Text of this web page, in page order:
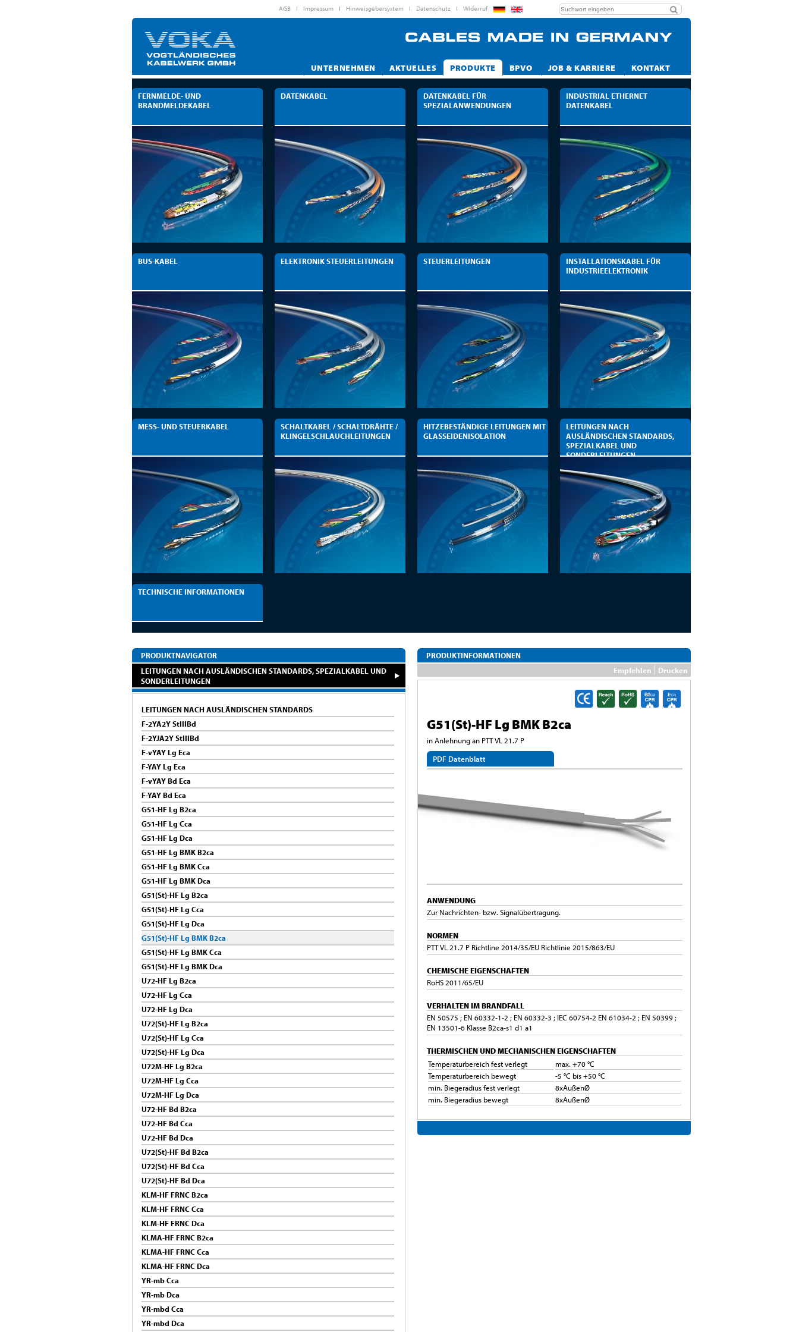
AGB Impressum Hinweisgebersystem Datenschutz Widerruf
UNTERNEHMEN AKTUELLES PRODUKTE BPVO JOB & KARRIERE KONTAKT
FERNMELDE- UND
BRANDMELDEKABEL
DATENKABEL
DATENKABEL FÜR
SPEZIALANWENDUNGEN
INDUSTRIAL ETHERNET
DATENKABEL
BUS-KABEL ELEKTRONIK STEUERLEITUNGEN STEUERLEITUNGEN
INSTALLATIONSKABEL FÜR
INDUSTRIEELEKTRONIK
MESS- UND STEUERKABEL
SCHALTKABEL / SCHALTDRÄHTE /
KLINGELSCHLAUCHLEITUNGEN
HITZEBESTÄNDIGE LEITUNGEN MIT
GLASSEIDENISOLATION
LEITUNGEN NACH
AUSLÄNDISCHEN STANDARDS,
SPEZIALKABEL UND
SONDERLEITUNGEN
TECHNISCHE INFORMATIONEN
PRODUKTNAVIGATOR
LEITUNGEN NACH AUSLÄNDISCHEN STANDARDS, SPEZIALKABEL UND
SONDERLEITUNGEN
LEITUNGEN NACH AUSLÄNDISCHEN STANDARDS
F-2YA2Y StIIIBd
F-2YJA2Y StIIIBd
F-vYAY Lg Eca
F-YAY Lg Eca
F-vYAY Bd Eca
F-YAY Bd Eca
G51-HF Lg B2ca
G51-HF Lg Cca
G51-HF Lg Dca
G51-HF Lg BMK B2ca
G51-HF Lg BMK Cca
G51-HF Lg BMK Dca
G51(St)-HF Lg B2ca
G51(St)-HF Lg Cca
G51(St)-HF Lg Dca
G51(St)-HF Lg BMK B2ca
G51(St)-HF Lg BMK Cca
G51(St)-HF Lg BMK Dca
U72-HF Lg B2ca
U72-HF Lg Cca
U72-HF Lg Dca
U72(St)-HF Lg B2ca
U72(St)-HF Lg Cca
U72(St)-HF Lg Dca
U72M-HF Lg B2ca
U72M-HF Lg Cca
U72M-HF Lg Dca
U72-HF Bd B2ca
U72-HF Bd Cca
U72-HF Bd Dca
U72(St)-HF Bd B2ca
U72(St)-HF Bd Cca
U72(St)-HF Bd Dca
KLM-HF FRNC B2ca
KLM-HF FRNC Cca
KLM-HF FRNC Dca
KLMA-HF FRNC B2ca
KLMA-HF FRNC Cca
KLMA-HF FRNC Dca
YR-mb Cca
YR-mb Dca
YR-mbd Cca
YR-mbd Dca
PRODUKTINFORMATIONEN
Empfehlen
Drucken
G51(St)-HF Lg BMK B2ca
in Anlehnung an PTT VL 21.7 P
PDF Datenblatt
ANWENDUNG
Zur Nachrichten- bzw. Signalübertragung.
NORMEN
PTT VL 21.7 P Richtline 2014/35/EU Richtlinie 2015/863/EU
CHEMISCHE EIGENSCHAFTEN
RoHS 2011/65/EU
VERHALTEN IM BRANDFALL
EN 50575 ; EN 60332-1-2 ; EN 60332-3 ; IEC 60754-2 EN 61034-2 ; EN 50399 ;
EN 13501-6 Klasse B2ca-s1 d1 a1
THERMISCHEN UND MECHANISCHEN EIGENSCHAFTEN
Temperaturbereich fest verlegt
max. +70 °C
Temperaturbereich bewegt
-5 °C bis +50 °C
min. Biegeradius fest verlegt
8xAußenØ
min. Biegeradius bewegt
8xAußenØ